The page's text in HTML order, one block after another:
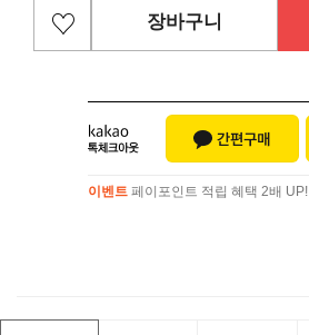
장바구니
이벤트 페이포인트 적립 혜택 2배 UP!